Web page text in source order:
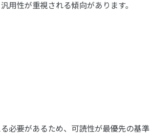
用性が重視される傾向があります。
必要があるため、可読性が最優先の基準